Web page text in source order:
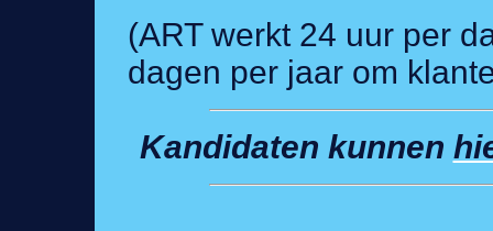
(ART werkt 24 uur per
dagen per jaar om
Kandidaten kunnen